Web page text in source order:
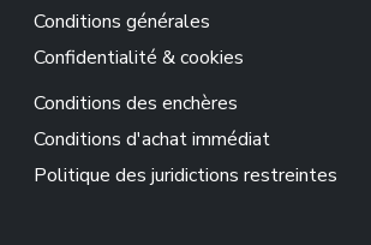
Conditions générales
Confidentialité & cookies
Conditions des enchères
Conditions d'achat immédiat
Politique des juridictions restreintes